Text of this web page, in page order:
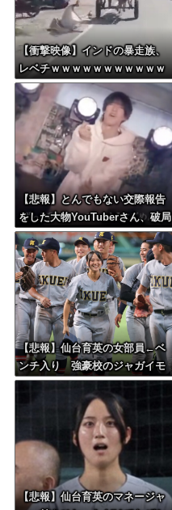
【衝撃映像】インドの暴走族、
レベチｗｗｗｗｗｗｗｗｗｗｗ
ｗｗｗｗｗ
【悲報】とんでもない交際報告
をした大物YouTuberさん、破局
を発表????
【悲報】仙台育英の女部員←ベ
ンチ入り 強豪校のジャガイモ
ダンサー←ベンチ外
【悲報】仙台育英のマネージャ